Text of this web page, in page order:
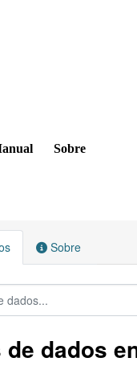
Sobre
Sobre
dados